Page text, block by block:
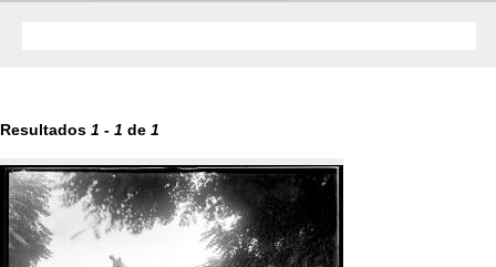
Resultados 1 - 1 de 1